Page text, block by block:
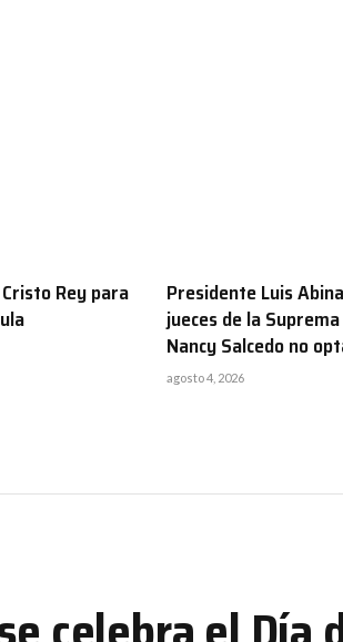
Rey para
Presidente Luis
jueces de la
Nancy Salcedo no
agosto 4, 2026